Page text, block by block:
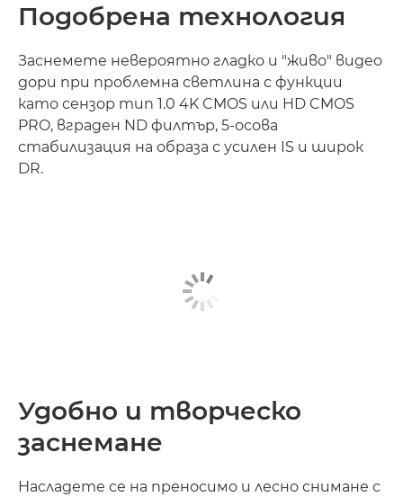
Подобрена технология
Заснемете невероятно гладко и "живо" видео
дори при проблемна светлина с функции
като сензор тип 1.0 4K CMOS или HD CMOS
PRO, вграден ND филтър, 5-осова
стабилизация на образа с усилен IS и широк
DR.
Удобно и творческо
заснемане
Насладете се на преносимо и лесно снимане с